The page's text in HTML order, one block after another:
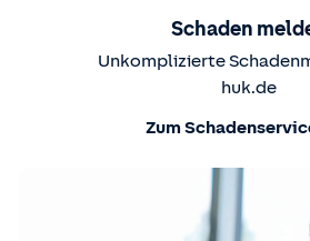
Schaden
Unkomplizierte
huk.de
Zum